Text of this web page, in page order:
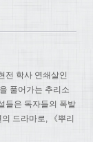
전 학사 연쇄살인
풀어가는 추리소
들은 독자들의 폭발
드라마로, 《뿌리